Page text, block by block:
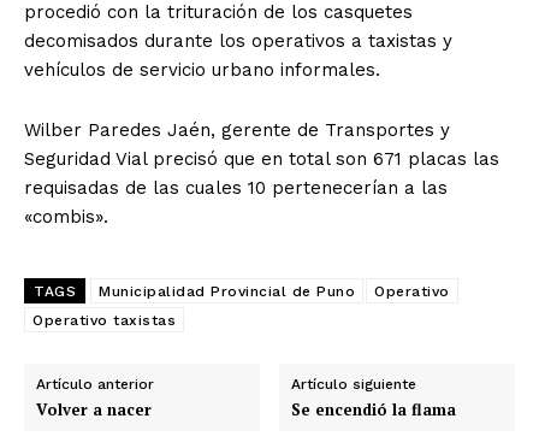
procedió con la trituración de los casquetes
decomisados durante los operativos a taxistas y
vehículos de servicio urbano informales.
Wilber Paredes Jaén, gerente de Transportes y
Seguridad Vial precisó que en total son 671 placas las
requisadas de las cuales 10 pertenecerían a las
«combis».
TAGS Municipalidad Provincial de Puno
Operativo
Operativo taxistas
Artículo anterior
Volver a nacer
Artículo siguiente
Se encendió la flama